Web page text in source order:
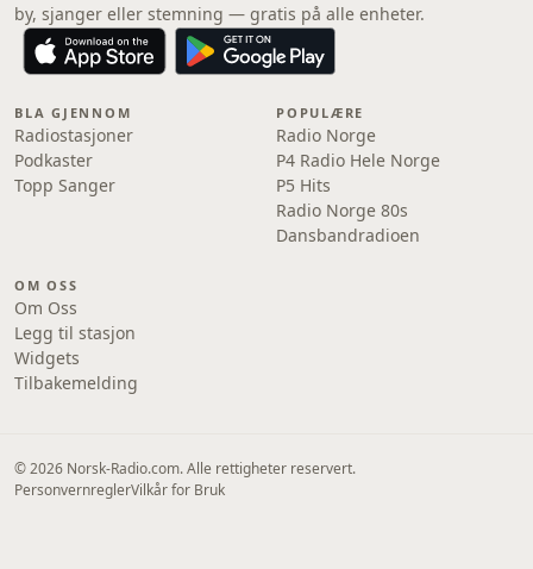
by, sjanger eller stemning — gratis på alle enheter.
BLA GJENNOM
Radiostasjoner
Podkaster
Topp Sanger
POPULÆRE
Radio Norge
P4 Radio Hele Norge
P5 Hits
Radio Norge 80s
Dansbandradioen
OM OSS
Om Oss
Legg til stasjon
Widgets
Tilbakemelding
© 2026 Norsk-Radio.com. Alle rettigheter reservert.
PersonvernreglerVilkår for Bruk